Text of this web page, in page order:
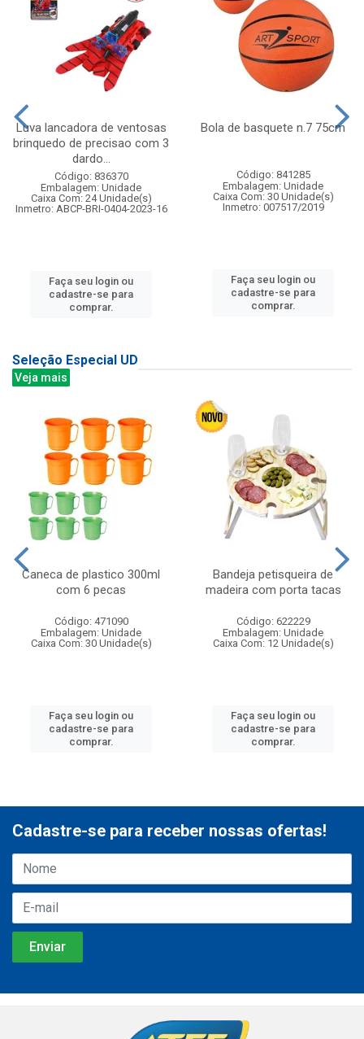
Luva lancadora de ventosas
brinquedo de precisao com 3
dardo...
Código: 836370
Embalagem: Unidade
Caixa Com: 24 Unidade(s)
Inmetro: ABCP-BRI-0404-2023-16
Faça seu login ou
cadastre-se para
comprar.
Bola de basquete n.7 75cm
Código: 841285
Embalagem: Unidade
Caixa Com: 30 Unidade(s)
Inmetro: 007517/2019
Faça seu login ou
cadastre-se para
comprar.
Seleção Especial UD
Veja mais
Caneca de plastico 300ml
com 6 pecas
Código: 471090
Embalagem: Unidade
Caixa Com: 30 Unidade(s)
Faça seu login ou
cadastre-se para
comprar.
Bandeja petisqueira de
madeira com porta tacas
Código: 622229
Embalagem: Unidade
Caixa Com: 12 Unidade(s)
Faça seu login ou
cadastre-se para
comprar.
Cadastre-se para receber nossas ofertas!